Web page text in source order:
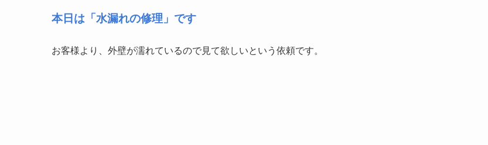
本日は「水漏れの修理」です
お客様より、外壁が濡れているので見て欲しいという依頼です。